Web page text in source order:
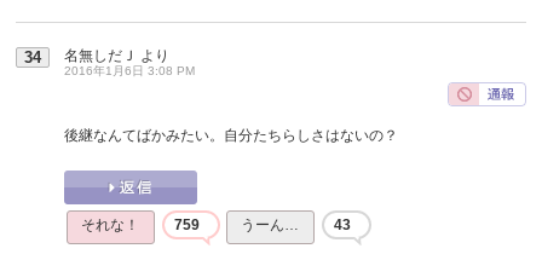
34 名無しだＪ より
2016年1月6日 3:08 PM
後継なんてばかみたい。自分たちらしさはないの？
それな！ 759 うーん… 43